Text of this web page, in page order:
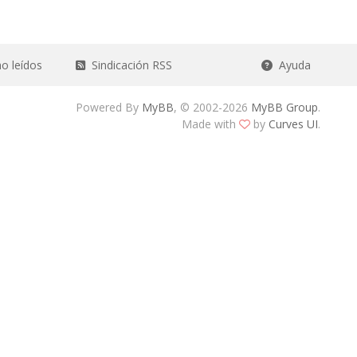
leídos Sindicación RSS Ayuda
Powered By MyBB, © 2002-2026 MyBB Group.
Made with
by Curves UI.